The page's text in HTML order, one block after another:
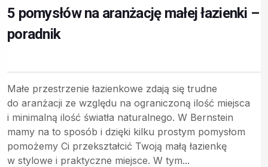
5 pomysłów na aranżację małej łazienki –
poradnik
Małe przestrzenie łazienkowe zdają się trudne
do aranżacji ze względu na ograniczoną ilość miejsca
i minimalną ilość światła naturalnego. W Bernstein
mamy na to sposób i dzięki kilku prostym pomysłom
pomożemy Ci przekształcić Twoją małą łazienkę
w stylowe i praktyczne miejsce. W tym...